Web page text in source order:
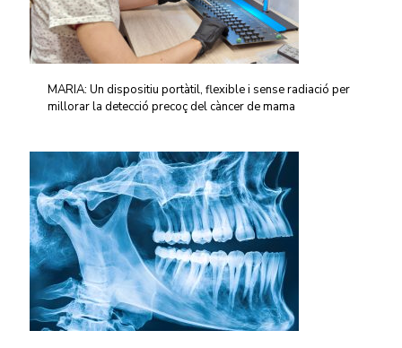
MARIA: Un dispositiu portàtil, flexible i sense radiació per
millorar la detecció precoç del càncer de mama